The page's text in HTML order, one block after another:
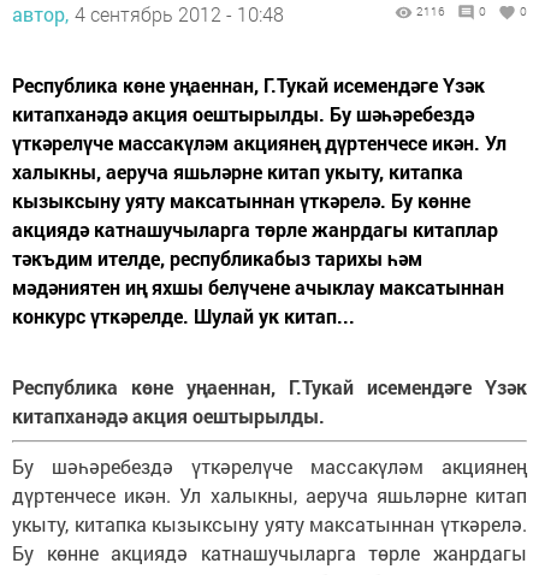
автор, 4 сентябрь 2012 - 10:48 2116 0 0
Республика көне уңаеннан, Г.Тукай исемендәге Үзәк
китапханәдә акция оештырылды. Бу шәһәребездә
үткәрелүче массакүләм акциянең дүртенчесе икән. Ул
халыкны, аеруча яшьләрне китап укыту, китапка
кызыксыну уяту максатыннан үткәрелә. Бу көнне
акциядә катнашучыларга төрле жанрдагы китаплар
тәкъдим ителде, республикабыз тарихы һәм
мәдәниятен иң яхшы белүчене ачыклау максатыннан
конкурс үткәрелде. Шулай ук китап...
Республика көне уңаеннан, Г.Тукай исемендәге Үзәк
китапханәдә акция оештырылды.
Бу шәһәребездә үткәрелүче массакүләм акциянең
дүртенчесе икән. Ул халыкны, аеруча яшьләрне китап
укыту, китапка кызыксыну уяту максатыннан үткәрелә.
Бу көнне акциядә катнашучыларга төрле жанрдагы